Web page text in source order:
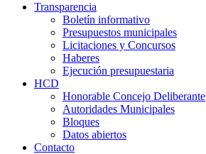
Transparencia
Boletín informativo
Presupuestos municipales
Licitaciones y Concursos
Haberes
Ejecución presupuestaria
HCD
Honorable Concejo Deliberante
Autoridades Municipales
Bloques
Datos abiertos
Contacto